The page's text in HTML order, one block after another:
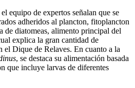
equipo de expertos señalan que se
adheridos al plancton, fitoplancton
de diatomeas, alimento principal del
explica la gran cantidad de
el Dique de Relaves. En cuanto a la
, se destaca su alimentación basada
que incluye larvas de diferentes